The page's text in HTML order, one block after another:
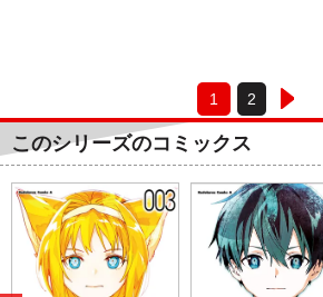
1 2
このシリーズのコミックス